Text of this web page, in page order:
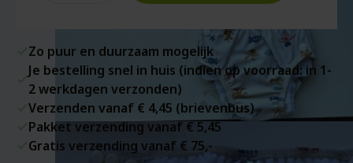
Zo puur en duurzaam mogelijk
Je bestelling snel in huis (indien op voorraad: in 1-
2 werkdagen verzonden)
Verzenden vanaf € 4,45 (brievenbus)
Pakket verzending vanaf € 5,45
Gratis verzending vanaf € 75,-